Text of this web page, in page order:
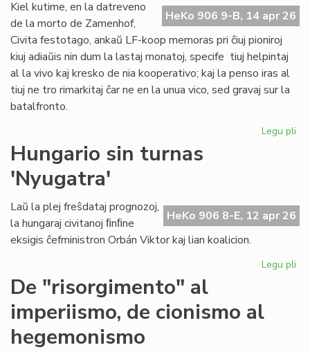
HeKo 906 9-B, 14 apr 26
Kiel kutime, en la datreveno
de la morto de Zamenhof,
Civita festotago, ankaŭ LF-koop memoras pri ĉiuj pioniroj
kiuj adiaŭis nin dum la lastaj monatoj, specife tiuj helpintaj
al la vivo kaj kresko de nia kooperativo; kaj la penso iras al
tiuj ne tro rimarkitaj ĉar ne en la unua vico, sed gravaj sur la
batalfronto.
Legu pli
Hungario sin turnas
'Nyugatra'
HeKo 906 8-E, 12 apr 26
Laŭ la plej freŝdataj prognozoj,
la hungaraj civitanoj ﬁnﬁne
eksigis ĉefministron Orbán Viktor kaj lian koalicion.
Legu pli
De "risorgimento" al
imperiismo, de cionismo al
hegemonismo